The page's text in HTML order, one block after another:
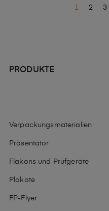
1 2 3
PRODUKTE
Verpackungsmaterialien
Präsentator
Flakons und Prüfgeräte
Plakate
FP-Flyer